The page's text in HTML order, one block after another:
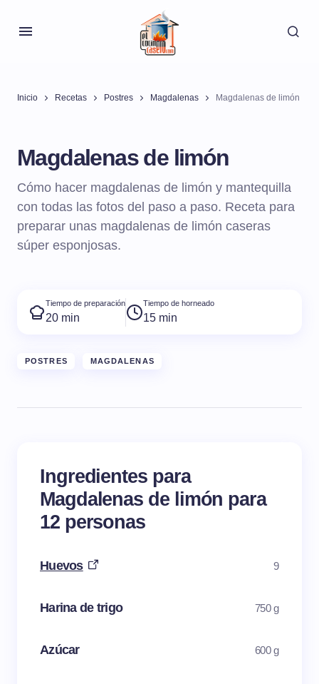
Inicio Recetas Postres Magdalenas Magdalenas de limón
Magdalenas de limón
Cómo hacer magdalenas de limón y mantequilla
con todas las fotos del paso a paso. Receta para
preparar unas magdalenas de limón caseras
súper esponjosas.
Tiempo de preparación
20 min
Tiempo de horneado
15 min
POSTRES MAGDALENAS
Ingredientes para
Magdalenas de limón para
12 personas
Huevos 9
Harina de trigo 750 g
Azúcar 600 g